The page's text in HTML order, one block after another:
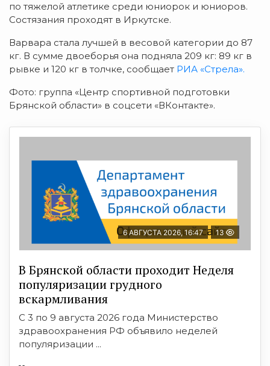
по тяжелой атлетике среди юниорок и юниоров.
Состязания проходят в Иркутске.
Варвара стала лучшей в весовой категории до 87
кг. В сумме двоеборья она подняла 209 кг: 89 кг в
рывке и 120 кг в толчке, сообщает РИА «Стрела».
Фото: группа «Центр спортивной подготовки
Брянской области» в соцсети «ВКонтакте».
6 АВГУСТА 2026, 16:47 13
В Брянской области проходит Неделя
популяризации грудного
вскармливания
С 3 по 9 августа 2026 года Министерство
здравоохранения РФ объявило неделей
популяризации ...